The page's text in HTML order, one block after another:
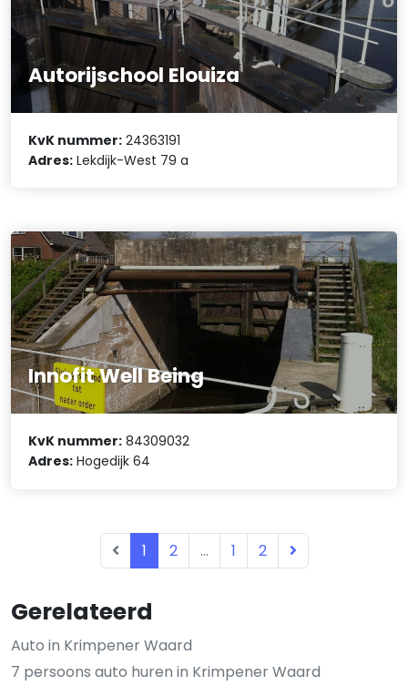
Gerelateerd
Auto in Krimpener Waard
7 persoons auto huren in Krimpener Waard
Autorijschool Elouiza
KvK nummer: 24363191
Adres: Lekdijk-West 79 a
Innofit Well Being
KvK nummer: 84309032
Adres: Hogedijk 64
1 2 ... 1 2